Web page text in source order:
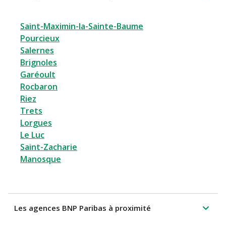
Saint-Maximin-la-Sainte-Baume
Pourcieux
Salernes
Brignoles
Garéoult
Rocbaron
Riez
Trets
Lorgues
Le Luc
Saint-Zacharie
Manosque
Les agences BNP Paribas à proximité